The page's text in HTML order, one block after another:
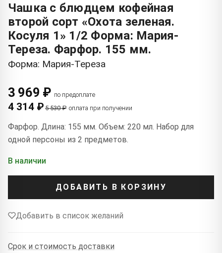
Чашка с блюдцем кофейная
второй сорт «Охота зеленая.
Косуля 1» 1/2 Форма: Мария-
Тереза. Фарфор. 155 мм.
Форма: Мария-Тереза
3 969 ₽ по предоплате
4 314 ₽ 5 530 ₽ оплата при получении
Фарфор. Длина: 155 мм. Объем: 220 мл. Набор для
одной персоны из 2 предметов.
В наличии
ДОБАВИТЬ В КОРЗИНУ
Добавить в список желаний
Срок и стоимость доставки